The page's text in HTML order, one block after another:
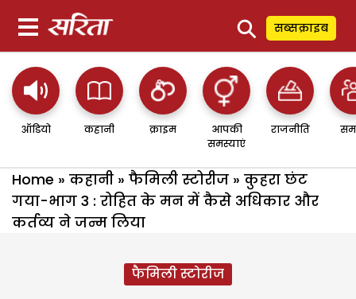
⚲ सब्सक्राइब
ऑडियो कहानी क्राइम
आपकी
समस्याएं
राजनीति
Home » कहानी » फैमिली स्टोरीज » कुहरा छंट
गया-भाग 3 : रोहित के मन में कैसे अधिकार और
कर्तव्य ने जन्म लिया
फैमिली स्टोरीज